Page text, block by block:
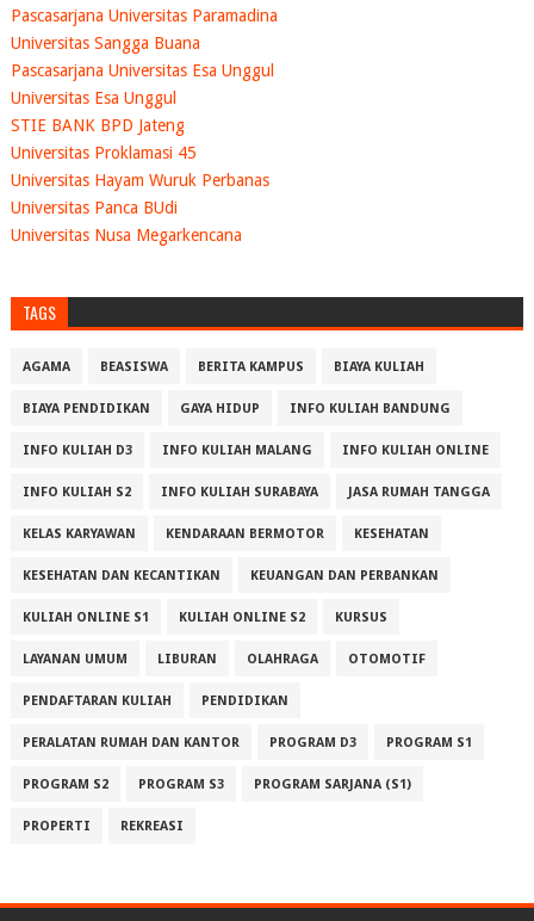
Pascasarjana Universitas Paramadina
Universitas Sangga Buana
Pascasarjana Universitas Esa Unggul
Universitas Esa Unggul
STIE BANK BPD Jateng
Universitas Proklamasi 45
Universitas Hayam Wuruk Perbanas
Universitas Panca BUdi
Universitas Nusa Megarkencana
TAGS
AGAMA BEASISWA BERITA KAMPUS BIAYA KULIAH
BIAYA PENDIDIKAN GAYA HIDUP INFO KULIAH BANDUNG
INFO KULIAH D3 INFO KULIAH MALANG INFO KULIAH ONLINE
INFO KULIAH S2 INFO KULIAH SURABAYA JASA RUMAH TANGGA
KELAS KARYAWAN KENDARAAN BERMOTOR KESEHATAN
KESEHATAN DAN KECANTIKAN KEUANGAN DAN PERBANKAN
KULIAH ONLINE S1 KULIAH ONLINE S2 KURSUS
LAYANAN UMUM LIBURAN OLAHRAGA OTOMOTIF
PENDAFTARAN KULIAH PENDIDIKAN
PERALATAN RUMAH DAN KANTOR PROGRAM D3 PROGRAM S1
PROGRAM S2 PROGRAM S3 PROGRAM SARJANA (S1)
PROPERTI REKREASI